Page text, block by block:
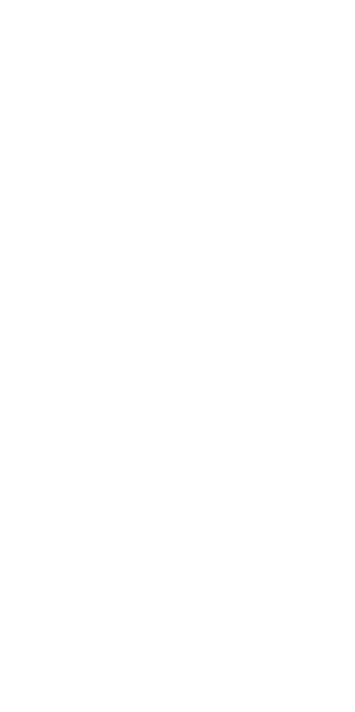
(Bio) Mischung
ist eine
aromatische, pikante und
Mischung. Diese Bio-
Suppen, asiatische Gerichte
so als Snack
sind sehr gesund und
Adzukibohnen, einfache
€*
essbar, auch die